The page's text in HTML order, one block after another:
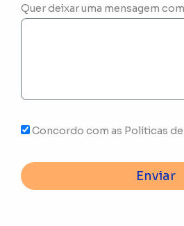
Quer deixar uma mensagem
Concordo com as Políticas
Enviar